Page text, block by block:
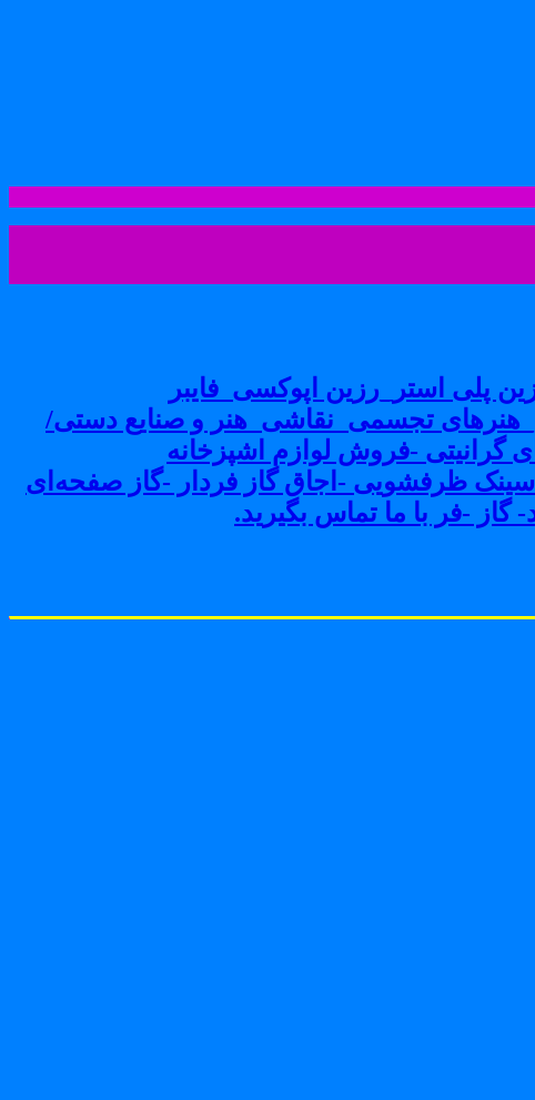
پلی استر_رزین اپوکسی_فایبر
تجسمی_نقاشی_هنر و صنایع دستی/
-فروش لوازم اشپزخانه
ظرفشویی -اجاق گاز فردار -گاز صفحه‌ای
-فر با ما تماس بگیرید.